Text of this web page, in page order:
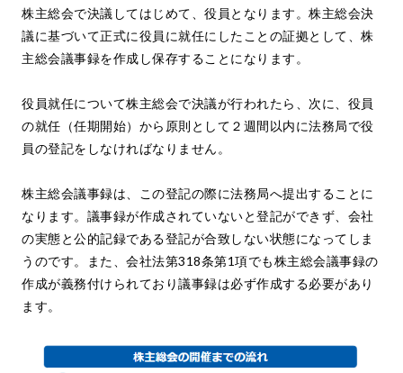
株主総会で決議してはじめて、役員となります。株主総会決
議に基づいて正式に役員に就任にしたことの証拠として、株
主総会議事録を作成し保存することになります。
役員就任について株主総会で決議が行われたら、次に、役員
の就任（任期開始）から原則として２週間以内に法務局で役
員の登記をしなければなりません。
株主総会議事録は、この登記の際に法務局へ提出することに
なります。議事録が作成されていないと登記ができず、会社
の実態と公的記録である登記が合致しない状態になってしま
うのです。また、会社法第318条第1項でも株主総会議事録の
作成が義務付けられており議事録は必ず作成する必要があり
ます。